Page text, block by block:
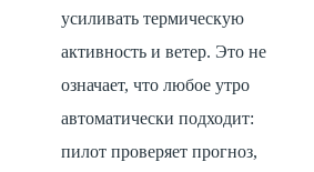
усиливать термическую
активность и ветер. Это не
означает, что любое утро
автоматически подходит:
пилот проверяет прогноз,